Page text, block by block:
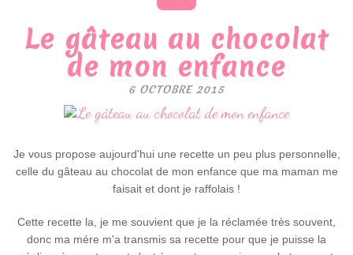
Le gâteau au chocolat
de mon enfance
6 OCTOBRE 2015
Je vous propose aujourd'hui une recette un peu plus personnelle,
celle du gâteau au chocolat de mon enfance que ma maman me
faisait et dont je raffolais !
Cette recette la, je me souvient que je la réclamée très souvent,
donc ma mére m'a transmis sa recette pour que je puisse la